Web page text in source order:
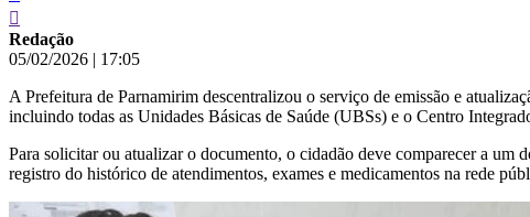
Redação
05/02/2026 | 17:05
A Prefeitura de Parnamirim descentralizou o serviço de emissão e
incluindo todas as Unidades Básicas de Saúde (UBSs) e o Centro
Para solicitar ou atualizar o documento, o cidadão deve comparecer a
registro do histórico de atendimentos, exames e medicamentos na rede